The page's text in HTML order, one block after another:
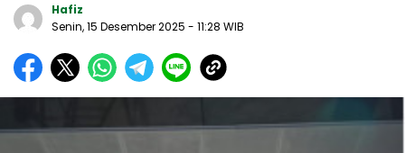
Hafiz
Senin, 15 Desember 2025 - 11:28 WIB